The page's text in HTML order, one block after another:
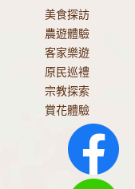
美食探訪
農遊體驗
客家樂遊
原民巡禮
宗教探索
賞花體驗